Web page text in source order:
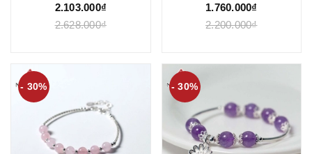
VC1028 - Ngọc Quý
2.103.000₫
2.628.000₫
- Ngọc Quý
1.760.000₫
2.200.000₫
- 30% - 30%